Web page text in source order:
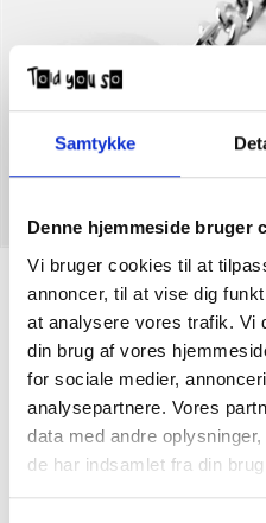
Samtykke
Denne hjemmeside bruger
Vi bruger cookies til at
annoncer, til at vise dig
at analysere vores trafik. Vi
din brug af vores
for sociale medier,
analysepartnere. Vores
data med andre
de har indsamlet fra din
Carhartt WIP Heart
DKK125,00
One size: 1.7 x 1.7 inch
Zinc alloy with shiny plating
Embossed branding on front